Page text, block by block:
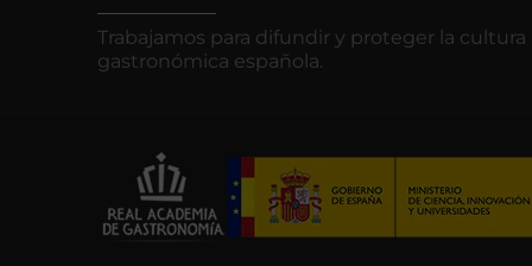
Trabajamos para difundir y proteger la cultura
gastronómica española.